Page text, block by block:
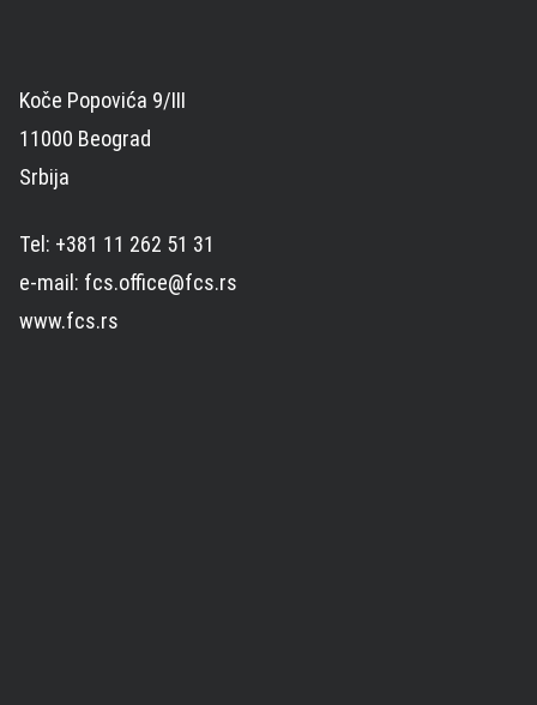
Koče Popovića 9/III
11000 Beograd
Srbija
Tel: +381 11 262 51 31
e-mail: fcs.office@fcs.rs
www.fcs.rs